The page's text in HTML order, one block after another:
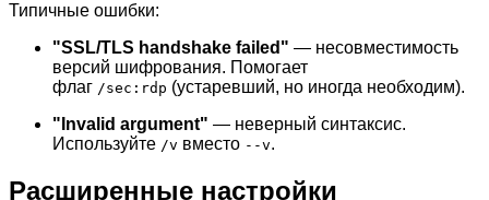
Типичные ошибки:
"SSL/TLS handshake failed" — несовместимость
версий шифрования. Помогает
флаг /sec:rdp (устаревший, но иногда необходим).
"Invalid argument" — неверный синтаксис.
Используйте /v вместо --v.
Расширенные настройки